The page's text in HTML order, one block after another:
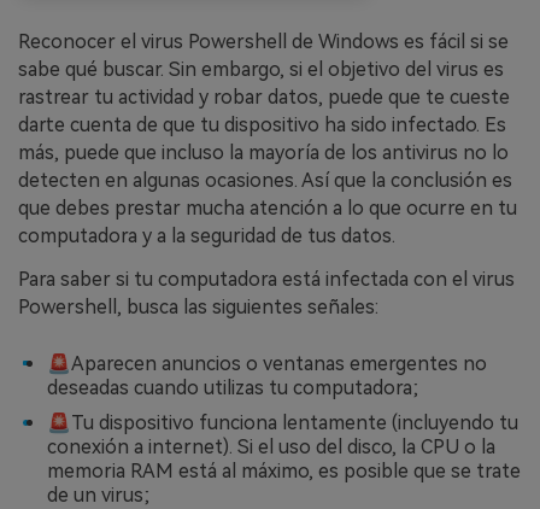
Reconocer el virus Powershell de Windows es fácil si se
sabe qué buscar. Sin embargo, si el objetivo del virus es
rastrear tu actividad y robar datos, puede que te cueste
darte cuenta de que tu dispositivo ha sido infectado. Es
más, puede que incluso la mayoría de los antivirus no lo
detecten en algunas ocasiones. Así que la conclusión es
que debes prestar mucha atención a lo que ocurre en tu
computadora y a la seguridad de tus datos.
Para saber si tu computadora está infectada con el virus
Powershell, busca las siguientes señales:
🚨Aparecen anuncios o ventanas emergentes no
deseadas cuando utilizas tu computadora;
🚨Tu dispositivo funciona lentamente (incluyendo tu
conexión a internet). Si el uso del disco, la CPU o la
memoria RAM está al máximo, es posible que se trate
de un virus;